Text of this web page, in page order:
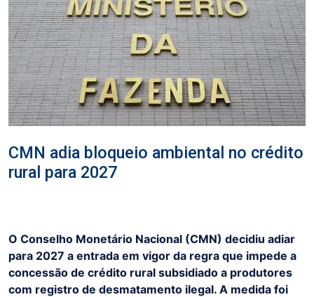
CMN adia bloqueio ambiental no crédito
rural para 2027
O Conselho Monetário Nacional (CMN) decidiu adiar
para 2027 a entrada em vigor da regra que impede a
concessão de crédito rural subsidiado a produtores
com registro de desmatamento ilegal. A medida foi